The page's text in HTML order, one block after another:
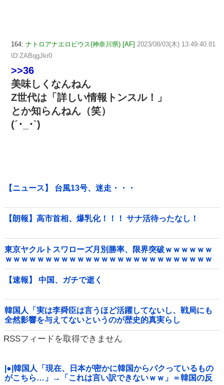
164: ナトロアナエロビウス(神奈川県) [AF] 2023/08/03(木) 13:49:40.81
ID:ZABqgJkr0
>>36
美味しくなんねん
Z世代は「詳しい情報トンスル！」
とか知らんねん（笑）
(´･_･`)
【ニュース】 台風13号、迷走・・・
【朗報】高市首相、爆乳化！！！ サナ活待ったなし！
東京ヤクルトスワローズ月別勝率、限界突破ｗｗｗｗｗｗ
ｗｗｗｗｗｗｗｗｗｗｗｗｗｗｗｗｗｗｗｗｗｗｗｗｗｗ
ｗｗｗｗｗｗｗｗｗｗｗ他
【速報】 中国、ガチで逝く
韓国人「実は李舜臣は言うほど活躍してないし、戦局にも
全然影響を与えてないというのが歴史的真実らし
い・・・」
RSSフィードを取得できません
|●|韓国人「現在、日本が密かに韓国からパクっているもの
がこちら…」→「これは言い訳できないｗｗ」＝韓国の反